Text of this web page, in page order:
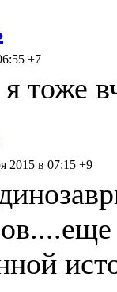
+7
тоже
2015 в 07:15 +9